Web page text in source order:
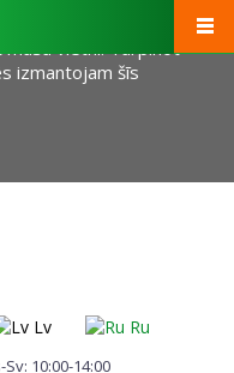
mūsu vietni. Turpinot
izmantojam šīs
Lv Ru
10:00-14:00